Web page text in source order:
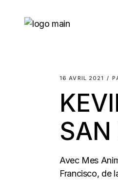
16 AVRIL 2021
SAN
Avec Mes
Francisco, de